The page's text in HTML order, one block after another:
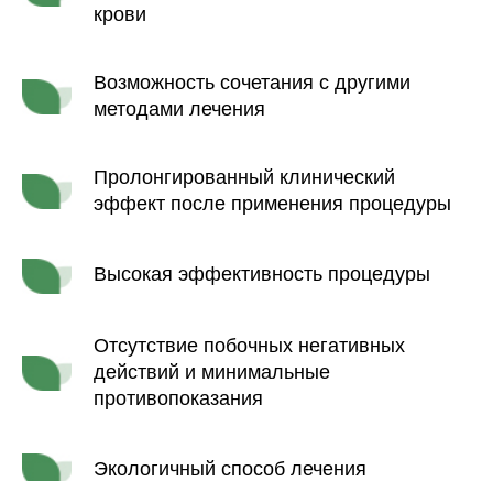
крови
Возможность сочетания с другими
методами лечения
Пролонгированный клинический
эффект после применения процедуры
Высокая эффективность процедуры
Отсутствие побочных негативных
действий и минимальные
противопоказания
Экологичный способ лечения